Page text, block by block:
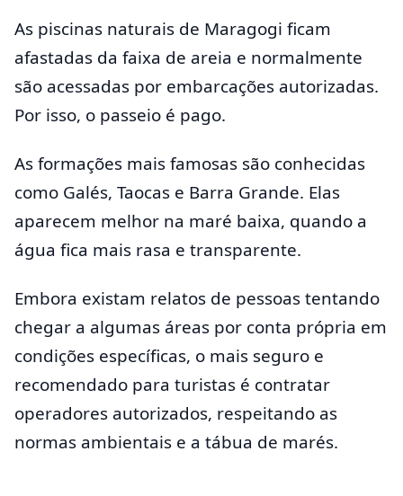
As piscinas naturais de Maragogi ficam
afastadas da faixa de areia e normalmente
são acessadas por embarcações autorizadas.
Por isso, o passeio é pago.
As formações mais famosas são conhecidas
como Galés, Taocas e Barra Grande. Elas
aparecem melhor na maré baixa, quando a
água fica mais rasa e transparente.
Embora existam relatos de pessoas tentando
chegar a algumas áreas por conta própria em
condições específicas, o mais seguro e
recomendado para turistas é contratar
operadores autorizados, respeitando as
normas ambientais e a tábua de marés.